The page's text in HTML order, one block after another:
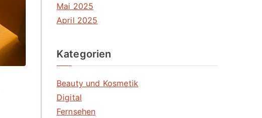
Mai 2025
April 2025
Kategorien
Beauty und Kosmetik
Digital
Fernsehen